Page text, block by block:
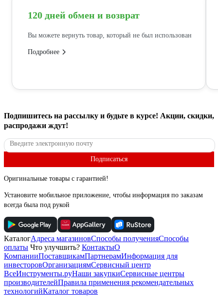
120 дней обмен и возврат
Вы можете вернуть товар, который не был использован
Подробнее
Подпишитесь на рассылку и будьте в курсе! Акции, скидки,
распродажи ждут!
Подписаться
Оригинальные товары с гарантией!
Установите мобильное приложение, чтобы информация по заказам
всегда была под рукой
КаталогАдреса магазиновСпособы полученияСпособы
оплаты Что улучшить? КонтактыО
КомпанииПоставщикамПартнерамИнформация для
инвесторовОрганизациямСервисный центр
ВсеИнструменты.руНаши закупкиСервисные центры
производителейПравила применения рекомендательных
технологийКаталог товаров